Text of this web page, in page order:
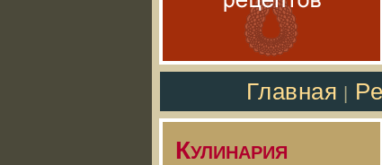
Главная
Кулинария